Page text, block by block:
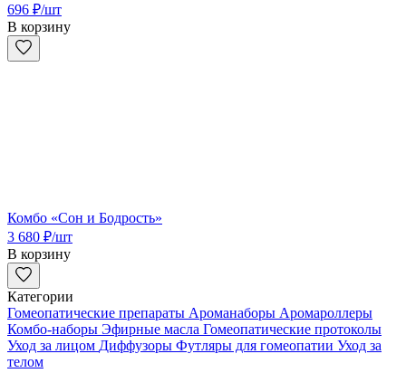
696 ₽/шт
В корзину
Комбо «Сон и Бодрость»
3 680 ₽/шт
В корзину
Категории
Гомеопатические препараты Ароманаборы Аромароллеры
Комбо-наборы Эфирные масла Гомеопатические протоколы
Уход за лицом Диффузоры Футляры для гомеопатии Уход за
телом